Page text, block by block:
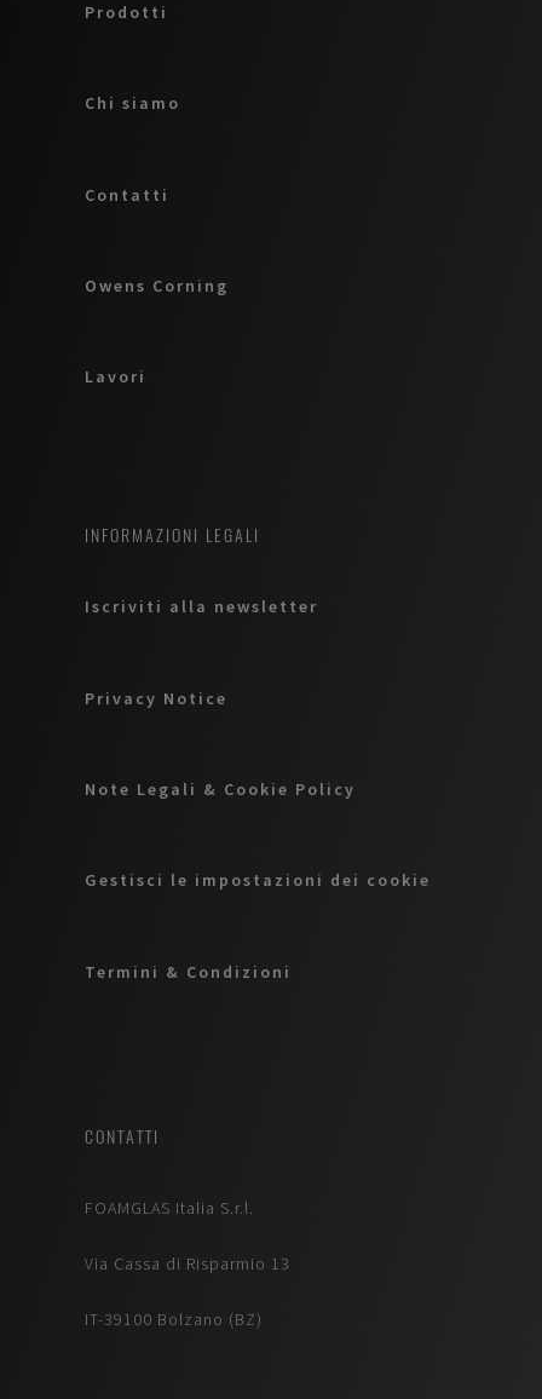
Prodotti
Chi siamo
Contatti
Owens Corning
Lavori
INFORMAZIONI LEGALI
Iscriviti alla newsletter
Privacy Notice
Note Legali & Cookie Policy
Gestisci le impostazioni dei cookie
Termini & Condizioni
CONTATTI
FOAMGLAS Italia S.r.l.
Via Cassa di Risparmio 13
IT-39100 Bolzano (BZ)